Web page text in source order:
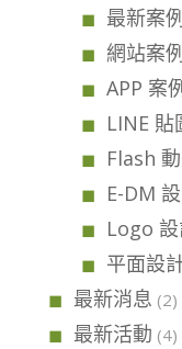
最新案
網站案
APP 案
LINE 貼
Flash
E-DM
Logo
平面設
最新消息 (2)
最新活動 (4)